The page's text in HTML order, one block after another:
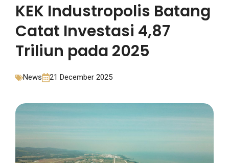
KEK Industropolis Batang
Catat Investasi 4,87
Triliun pada 2025
News 21 December 2025